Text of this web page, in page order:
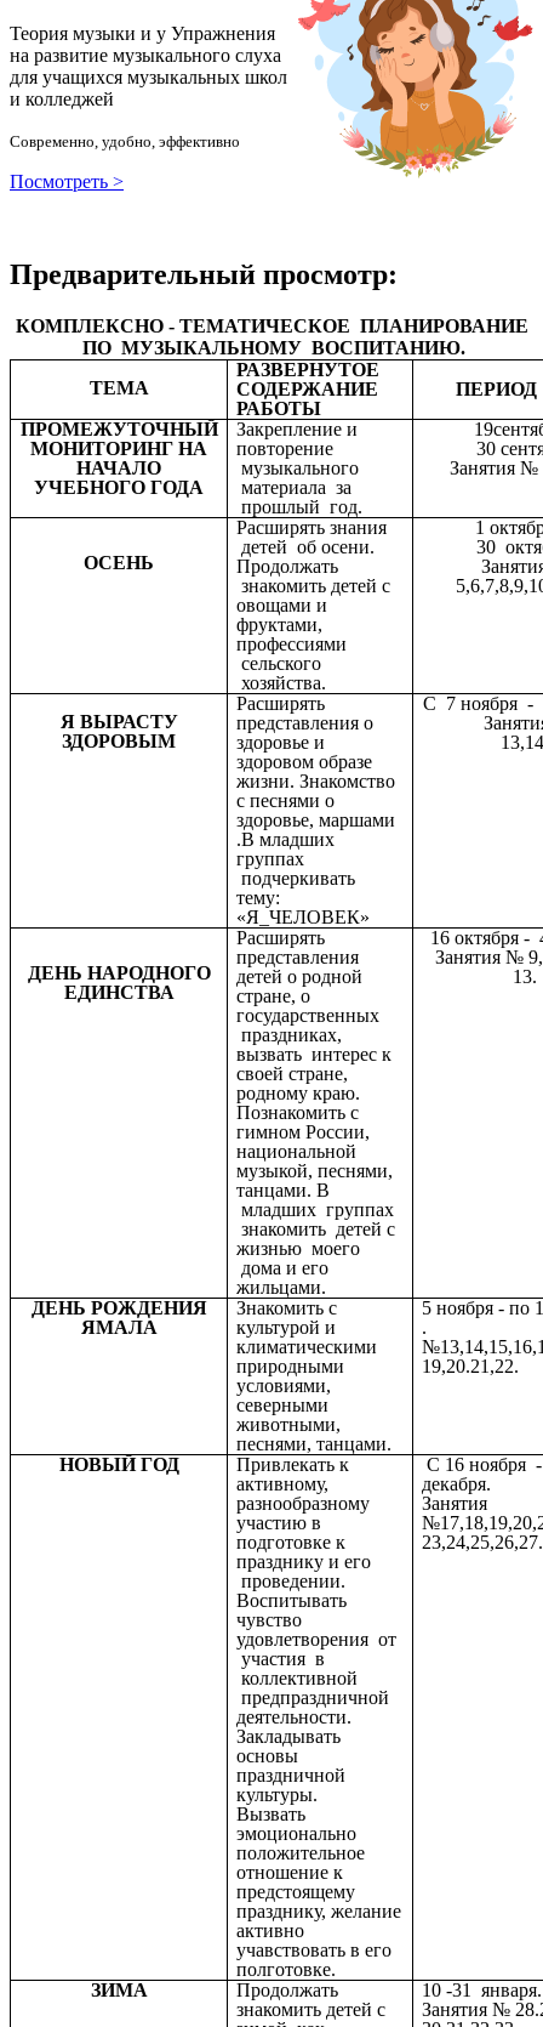
Теория музыки и у Упражнения
на развитие музыкального слуха
для учащихся музыкальных школ
и колледжей
Современно, удобно, эффективно
Посмотреть >
Предварительный просмотр:
КОМПЛЕКСНО - ТЕМАТИЧЕСКОЕ ПЛАНИРОВАНИЕ
ПО МУЗЫКАЛЬНОМУ ВОСПИТАНИЮ.
ТЕМА
РАЗВЕРНУТОЕ
СОДЕРЖАНИЕ
РАБОТЫ
ПЕРИОД
ПРОМЕЖУТОЧНЫЙ
МОНИТОРИНГ НА
НАЧАЛО
УЧЕБНОГО ГОДА
Закрепление и
повторение
музыкального
материала за
прошлый год.
30
Занятия №
ОСЕНЬ
Расширять знания
детей об осени.
Продолжать
знакомить детей с
овощами и
фруктами,
профессиями
сельского
хозяйства.
1
30
Я ВЫРАСТУ
ЗДОРОВЫМ
Расширять
представления о
здоровье и
здоровом образе
жизни. Знакомство
с песнями о
здоровье, маршами
.В младших
группах
подчеркивать
тему:
«Я_ЧЕЛОВЕК»
С 7 ноября -
ДЕНЬ НАРОДНОГО
ЕДИНСТВА
Расширять
представления
детей о родной
стране, о
государственных
праздниках,
вызвать интерес к
своей стране,
родному краю.
Познакомить с
гимном России,
национальной
музыкой, песнями,
танцами. В
младших группах
знакомить детей с
жизнью моего
дома и его
жильцами.
16 октября -
Занятия №
13.
ДЕНЬ РОЖДЕНИЯ
ЯМАЛА
Знакомить с
культурой и
климатическими
природными
условиями,
северными
животными,
песнями, танцами.
5 ноября - по
.
19,20.21,22.
НОВЫЙ ГОД
Привлекать к
активному,
разнообразному
участию в
подготовке к
празднику и его
проведении.
Воспитывать
чувство
удовлетворения от
участия в
коллективной
предпраздничной
деятельности.
Закладывать
основы
праздничной
культуры.
Вызвать
эмоционально
положительное
отношение к
предстоящему
празднику, желание
активно
учавствовать в его
полготовке.
С 16 ноября
декабря.
Занятия
23,24,25,26,27.
ЗИМА
Продолжать
знакомить детей с
10 -31 января.
Занятия №